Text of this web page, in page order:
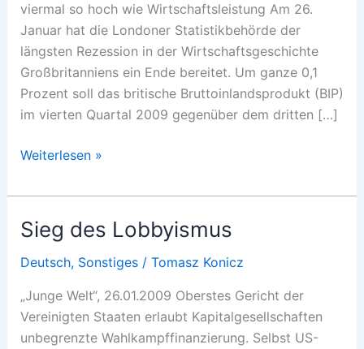
viermal so hoch wie Wirtschaftsleistung Am 26.
Januar hat die Londoner Statistikbehörde der
längsten Rezession in der Wirtschaftsgeschichte
Großbritanniens ein Ende bereitet. Um ganze 0,1
Prozent soll das britische Bruttoinlandsprodukt (BIP)
im vierten Quartal 2009 gegenüber dem dritten […]
Es
schmerzhaft
Weiterlesen »
Sieg des Lobbyismus
Deutsch, Sonstiges/ Tomasz Konicz
„Junge Welt“, 26.01.2009 Oberstes Gericht der
Vereinigten Staaten erlaubt Kapitalgesellschaften
unbegrenzte Wahlkampffinanzierung. Selbst US-